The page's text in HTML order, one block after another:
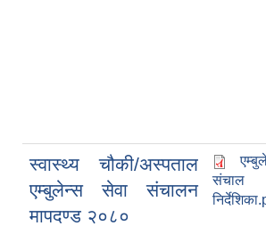
स्वास्थ्य चौकी/अस्पताल
एम्बुलेन्स सेवा संचालन
मापदण्ड २०८०
संचाल